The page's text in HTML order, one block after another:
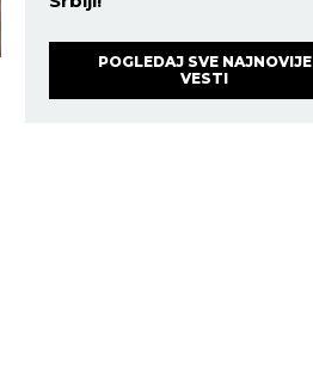
POGLEDAJ SVE NAJNOVIJE
VESTI